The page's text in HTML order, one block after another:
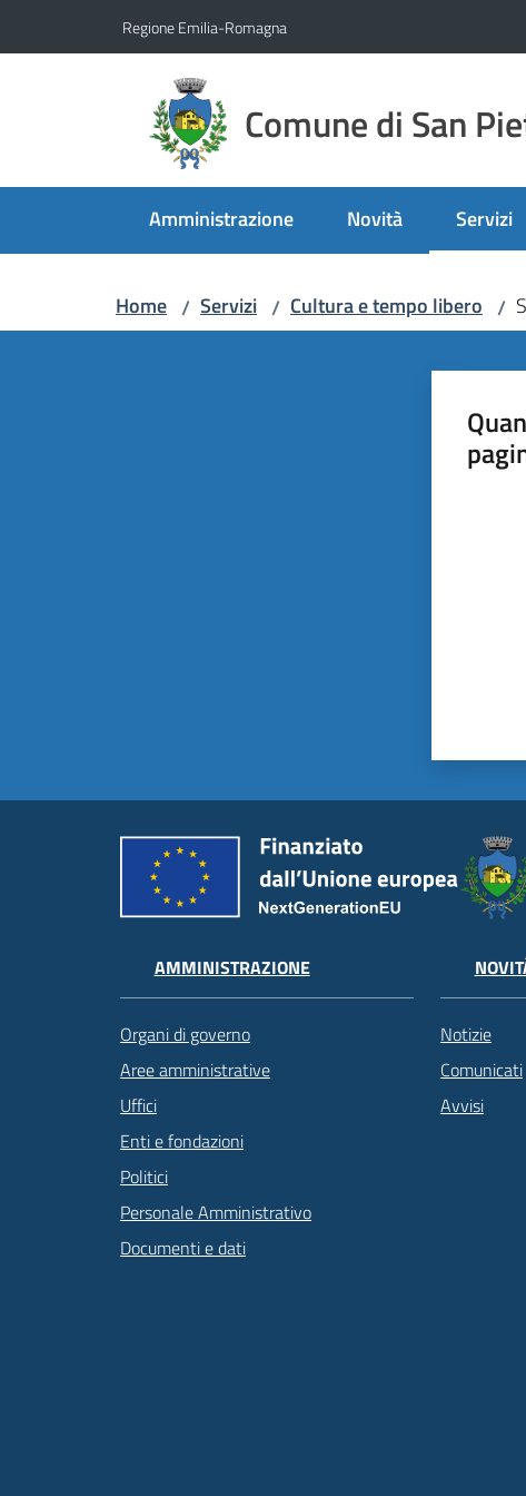
Regione Emilia-Romagna
Comune di San
Amministrazione Novità Servizi
Menu
Home / Servizi / Cultura e tempo libero /
AMMINISTRAZIONE
Organi di governo
Aree amministrative
Uffici
Enti e fondazioni
Politici
Personale Amministrativo
Documenti e dati
Notizie
Comunicati
Avvisi